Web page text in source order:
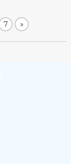
7 »